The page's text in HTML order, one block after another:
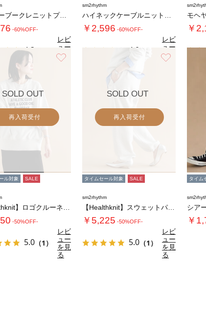
ボーダーブークレニットプルオーバー
-60%OFF-
4.3
レビ
ュー
を見
る
sm2rhythm
￥2,596 -60%OFF-
4.0 （4）
レビ
ュー
を見
る
￥
SOLD OUT
再入荷受付
ル対象 SALE
-50%OFF-
5.0 （1）
レビ
ュー
を見
る
SOLD OUT
再入荷受付
タイムセール対象 SALE
sm2rhythm
￥5,225 -50%OFF-
5.0 （1）
レビ
ュー
を見
る
タイム
￥